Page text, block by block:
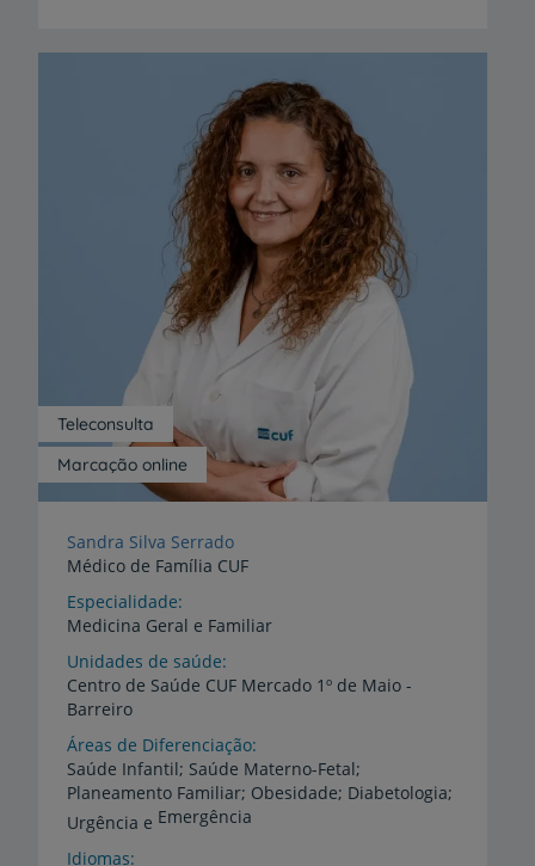
Marcação online
Teleconsulta
Sandra Silva Serrado
Médico de Família CUF
Especialidade
Medicina Geral e Familiar
Unidades de saúde
Centro de Saúde CUF Mercado 1º de Maio -
Barreiro
Áreas de Diferenciação
Saúde Infantil; Saúde Materno-Fetal;
Planeamento Familiar; Obesidade; Diabetologia;
Urgência e Emergência
Idiomas